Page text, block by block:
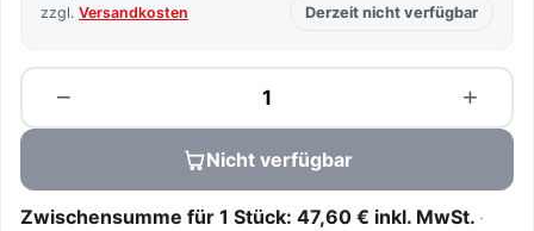
zzgl. Versandkosten Derzeit nicht verfügbar
−
Menge +
Nicht verfügbar
Zwischensumme für 1 Stück: 47,60 € inkl. MwSt.